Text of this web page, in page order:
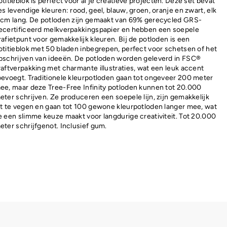
levendige kleuren: rood, geel, blauw, groen, oranje en zwart, elk
lang. De potloden zijn gemaakt van 69% gerecycled GRS-
melkverpakkingspapier en hebben een soepele
voor gemakkelijk kleuren. Bij de potloden is een
met 50 bladen inbegrepen, perfect voor schetsen of het
van ideeën. De potloden worden geleverd in FSC®
met charmante illustraties, wat een leuk accent
Traditionele kleurpotloden gaan tot ongeveer 200 meter
maar deze Tree-Free Infinity potloden kunnen tot 20.000
schrijven. Ze produceren een soepele lijn, zijn gemakkelijk
te vegen en gaan tot 100 gewone kleurpotloden langer mee, wat
een slimme keuze maakt voor langdurige creativiteit. Tot 20.000
schrijfgenot. Inclusief gum.